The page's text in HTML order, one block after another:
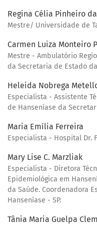
Regina Célia Pinheiro
Mestre/ Universidade de
Carmen Luiza Monteiro
Mestre - Ambulatório
da Secretaria de Estado
Heleida Nobrega
Especialista - Assistente
de Hanseníase da
Maria Emília Ferreira
Especialista - Hospital Dr.
Mary Lise C. Marzliak
Especialista - Diretora
Epidemiológica em
da Saúde. Coordenadora
Hanseníase - SP.
Tânia Maria Guelpa